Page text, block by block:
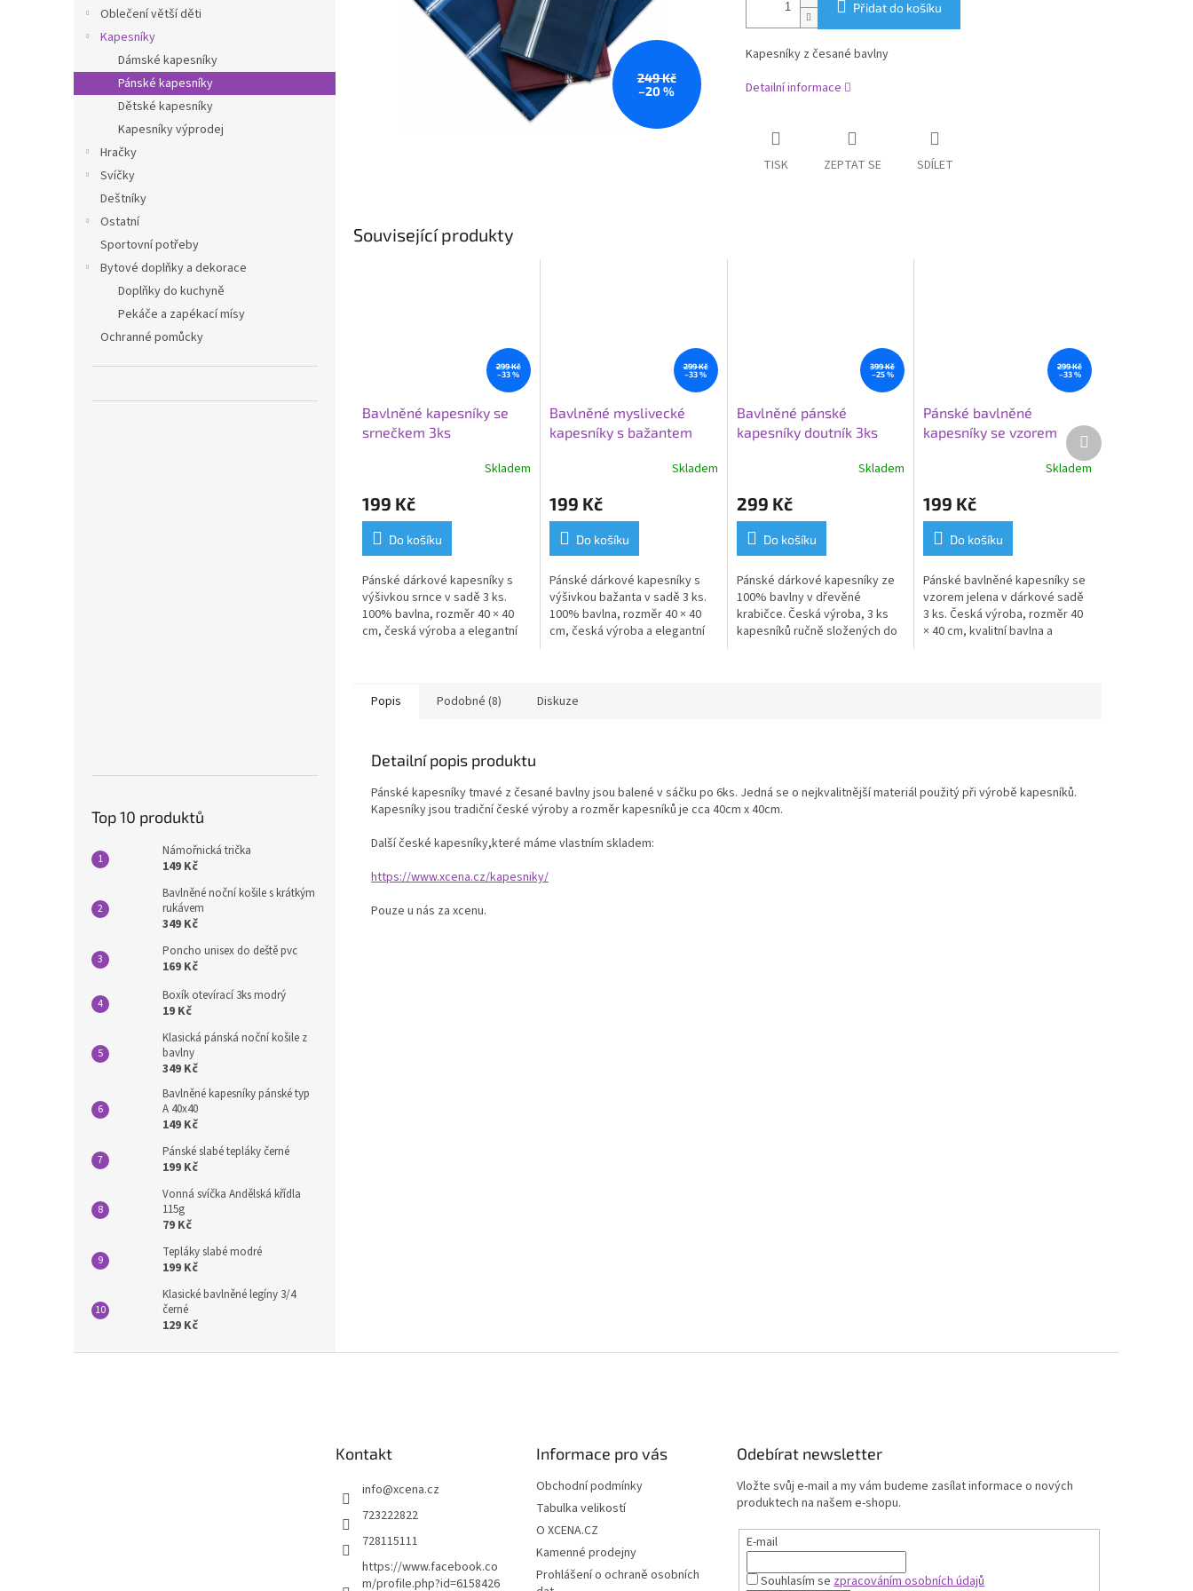
Oblečení větší děti
Kapesníky
Dámské kapesníky
Pánské kapesníky
Dětské kapesníky
Kapesníky výprodej
Hračky
Svíčky
Deštníky
Ostatní
Sportovní potřeby
Bytové doplňky a dekorace
Doplňky do kuchyně
Pekáče a zapékací mísy
Ochranné pomůcky
Top 10 produktů
Námořnická trička
149 Kč
Bavlněné noční košile s krátkým
rukávem
349 Kč
Poncho unisex do deště pvc
169 Kč
Boxík otevírací 3ks modrý
19 Kč
Klasická pánská noční košile z
bavlny
349 Kč
Bavlněné kapesníky pánské typ
A 40x40
149 Kč
Pánské slabé tepláky černé
199 Kč
Vonná svíčka Andělská křídla
115g
79 Kč
Tepláky slabé modré
199 Kč
Klasické bavlněné legíny 3/4
černé
129 Kč
249 Kč
–20 %
Přidat do košíku
Kapesníky z česané bavlny
Detailní informace
TISK ZEPTAT SE SDÍLET
Související produkty
299 Kč
–33 %
Bavlněné kapesníky se
srnečkem 3ks
Skladem
199 Kč
Do košíku
Pánské dárkové kapesníky s
výšivkou srnce v sadě 3 ks.
100% bavlna, rozměr 40 × 40
cm, česká výroba a elegantní
299 Kč
–33 %
Bavlněné myslivecké
kapesníky s bažantem
Skladem
199 Kč
Do košíku
Pánské dárkové kapesníky s
výšivkou bažanta v sadě 3 ks.
100% bavlna, rozměr 40 × 40
cm, česká výroba a elegantní
399 Kč
–25 %
Bavlněné pánské
kapesníky doutník 3ks
Skladem
299 Kč
Do košíku
Pánské dárkové kapesníky ze
100% bavlny v dřevěné
krabičce. Česká výroba, 3 ks
kapesníků ručně složených do
299 Kč
–33 %
Pánské bavlněné
kapesníky se vzorem
Skladem
199 Kč
Do košíku
Pánské bavlněné kapesníky se
vzorem jelena v dárkové sadě
3 ks. Česká výroba, rozměr 40
× 40 cm, kvalitní bavlna a
Další
produkt
Popis Podobné (8) Diskuze
Detailní popis produktu
Pánské kapesníky tmavé z česané bavlny jsou balené v sáčku po 6ks. Jedná se o nejkvalitnější materiál použitý při výrobě kapesníků.
Kapesníky jsou tradiční české výroby a rozměr kapesníků je cca 40cm x 40cm.
Další české kapesníky,které máme vlastním skladem:
https://www.xcena.cz/kapesniky/
Pouze u nás za xcenu.
Kontakt
info@xcena.cz
723222822
728115111
https://www.facebook.co
m/profile.php?id=6158426
Informace pro vás
Obchodní podmínky
Tabulka velikostí
O XCENA.CZ
Kamenné prodejny
Prohlášení o ochraně osobních
Odebírat newsletter
Vložte svůj e-mail a my vám budeme zasílat informace o nových
produktech na našem e-shopu.
E-mail
Souhlasím se zpracováním osobních údajů